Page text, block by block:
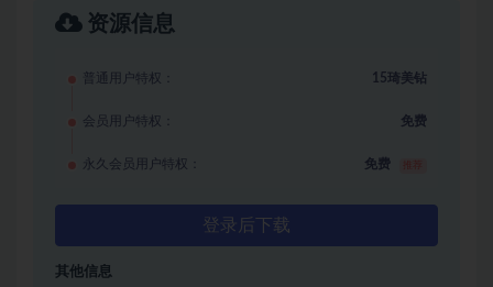
资源信息
普通用户特权： 15琦美钻
会员用户特权： 免费
永久会员用户特权： 免费
登录后下载
其他信息